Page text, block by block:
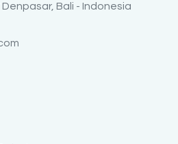
Bali - Indonesia